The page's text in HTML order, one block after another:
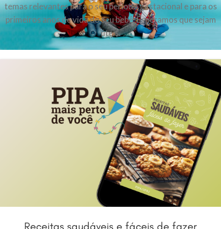
temas relevantes para o seu período gestacional e para os
primeiros anos de vida do seu bebê. Esperamos que sejam
úteis.
Receitas saudáveis e fáceis de fazer